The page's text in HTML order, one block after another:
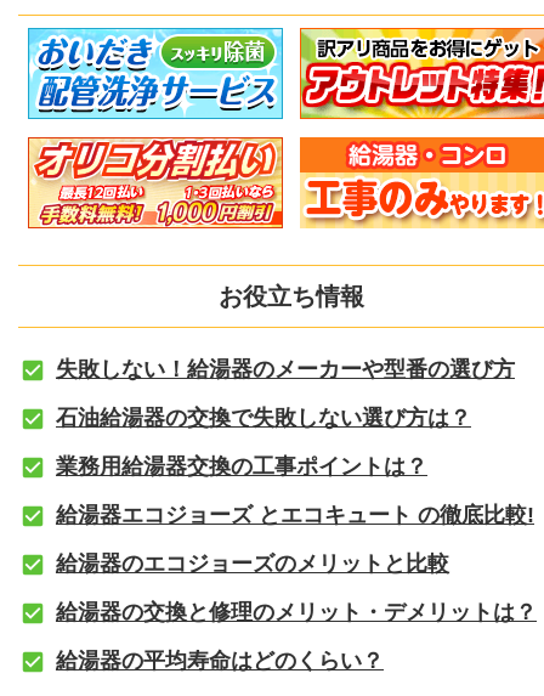
お役立ち情報
失敗しない！給湯器のメーカーや型番の選び方
石油給湯器の交換で失敗しない選び方は？
業務用給湯器交換の工事ポイントは？
給湯器エコジョーズ とエコキュート の徹底比較!
給湯器のエコジョーズのメリットと比較
給湯器の交換と修理のメリット・デメリットは？
給湯器の平均寿命はどのくらい？